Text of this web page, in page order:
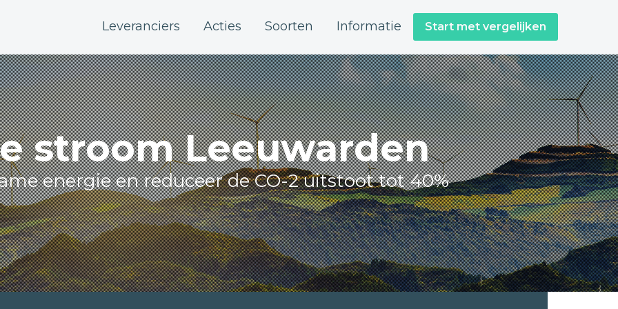
Leveranciers Acties Soorten Informatie Start met vergelijken
stroom Leeuwarden
energie en reduceer de CO-2 uitstoot tot 40%